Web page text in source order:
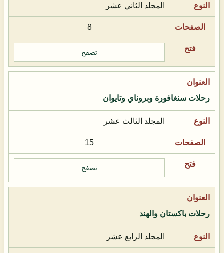
المجلد الثاني عشر
8
تصفح
رحلات سنغافورة وبروناي وتايوان
المجلد الثالث عشر
15
تصفح
رحلات باكستان والهند
المجلد الرابع عشر